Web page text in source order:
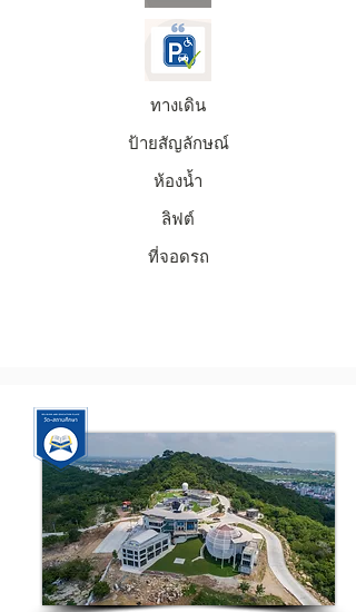
ทางเดิน
ป้ายสัญลักษณ์
ห้องน้ำ
ลิฟต์
ที่จอดรถ